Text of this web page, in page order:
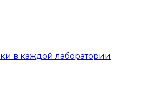
в каждой лаборатории